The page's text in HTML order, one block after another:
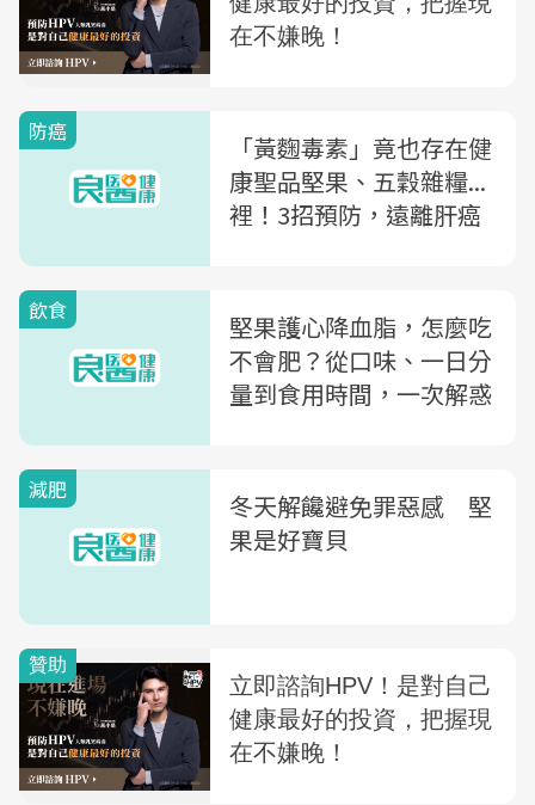
防癌
「黃麴毒素」竟也存在健
康聖品堅果、五穀雜糧...
裡！3招預防，遠離肝癌
飲食
堅果護心降血脂，怎麼吃
不會肥？從口味、一日分
量到食用時間，一次解惑
減肥
冬天解饞避免罪惡感 堅
果是好寶貝